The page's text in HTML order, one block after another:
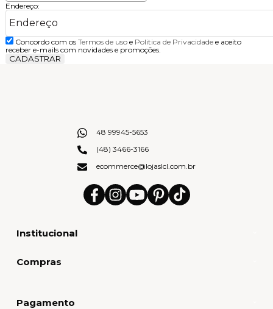
Endereço:
Concordo com os Termos de usoe Politica de Privacidadee aceito
receber e-mails com novidades e promoções.
CADASTRAR
Institucional
Compras
48 99945-5653
(48) 3466-3166
ecommerce@lojaslcl.com.br
Pagamento